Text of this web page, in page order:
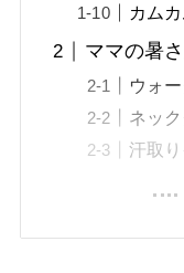
カム
ママの暑
ウォ
ネッ
汗取